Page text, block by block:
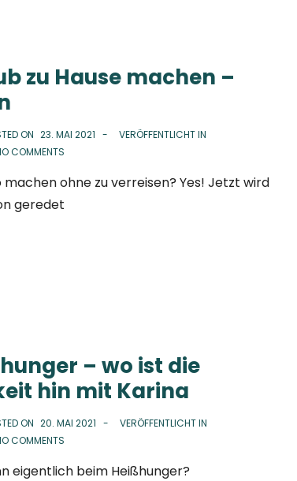
zu Hause machen –
ON 23. MAI 2021
VERÖFFENTLICHT IN
COMMENTS
machen ohne zu verreisen? Yes! Jetzt wird
geredet
– wo ist die
hin mit Karina
ON 20. MAI 2021
VERÖFFENTLICHT IN
COMMENTS
eigentlich beim Heißhunger?